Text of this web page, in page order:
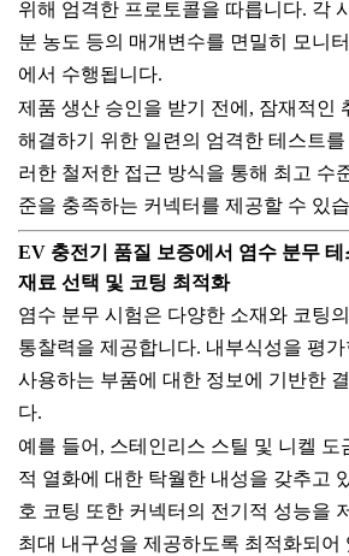
위해 엄격한 프로토콜을 따릅니다. 각
분 농도 등의 매개변수를 면밀히 모니
에서 수행됩니다.
제품 생산 승인을 받기 전에, 잠재적인
해결하기 위한 일련의 엄격한 테스트를
러한 철저한 접근 방식을 통해 최고 수
준을 충족하는 커넥터를 제공할 수 있
EV 충전기 품질 보증에서 염수 분무
재료 선택 및 코팅 최적화
염수 분무 시험은 다양한 소재와 코팅
통찰력을 제공합니다. 내부식성을 평가
사용하는 부품에 대한 정보에 기반한
다.
예를 들어, 스테인리스 스틸 및 니켈 도
적 열화에 대한 탁월한 내성을 갖추고
호 코팅 또한 커넥터의 전기적 성능을
최대 내구성을 제공하도록 최적화되어